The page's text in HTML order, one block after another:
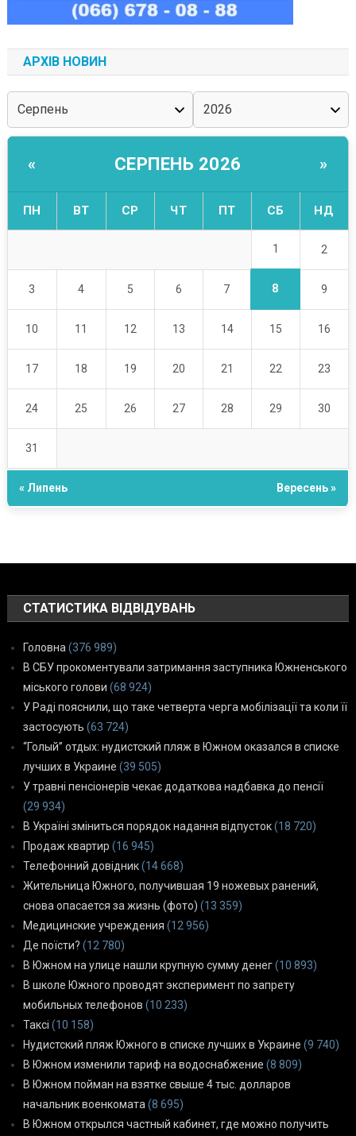
АРХІВ НОВИН
« СЕРПЕНЬ 2026 »
ПН ВТ СР ЧТ ПТ СБ НД
1 2
3 4 5 6 7 8 9
10 11 12 13 14 15 16
17 18 19 20 21 22 23
24 25 26 27 28 29 30
31
« Липень Вересень »
СТАТИСТИКА ВІДВІДУВАНЬ
Головна (376 989)
В СБУ прокоментували затримання заступника Южненського
міського голови (68 924)
У Раді пояснили, що таке четверта черга мобілізації та коли її
застосують (63 724)
“Голый” отдых: нудистский пляж в Южном оказался в списке
лучших в Украине (39 505)
У травні пенсіонерів чекає додаткова надбавка до пенсії
(29 934)
В Україні зміниться порядок надання відпусток(18 720)
Продаж квартир (16 945)
Телефонний довідник(14 668)
Жительница Южного, получившая 19 ножевых ранений,
снова опасается за жизнь (фото) (13 359)
Медицинские учреждения (12 956)
Де поїсти? (12 780)
В Южном на улице нашли крупную сумму денег(10 893)
В школе Южного проводят эксперимент по запрету
мобильных телефонов (10 233)
Таксі (10 158)
Нудистский пляж Южного в списке лучших в Украине (9 740)
В Южном изменили тариф на водоснабжение (8 809)
В Южном пойман на взятке свыше 4 тыс. долларов
начальник военкомата (8 695)
В Южном открылся частный кабинет, где можно получить